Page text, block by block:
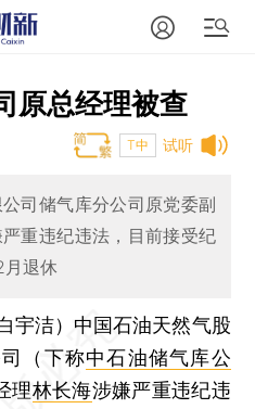
原总经理被查
试听
T中
司储气库分公司原党委副
重违纪违法，目前接受纪
退休
宇洁） 中国石油天然气股
（下称中石油储气库公
理林长海涉嫌严重违纪违